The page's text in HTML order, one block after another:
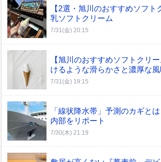
【2選・旭川のおすすめソフ
乳ソフトクリーム
7/31(金) 20:15
【旭川のおすすめソフトクリ
けるような滑らかさと濃厚な
7/31(金) 19:15
「線状降水帯」予測のカギと
内部をリポート
7/30(木) 21:19